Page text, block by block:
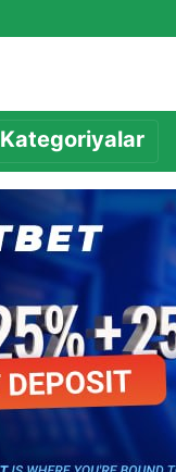
Kategoriyalar